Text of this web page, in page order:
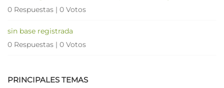
0 Respuestas | 0 Votos
sin base registrada
0 Respuestas | 0 Votos
PRINCIPALES TEMAS